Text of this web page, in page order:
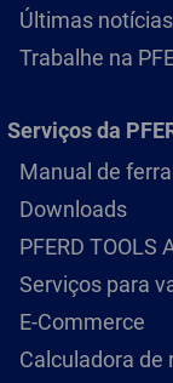
Últimas
Trabalhe na
Serviços da
Manual de
Downloads
PFERD TOOLS
Serviços para
E-Commerce
Calculadora de